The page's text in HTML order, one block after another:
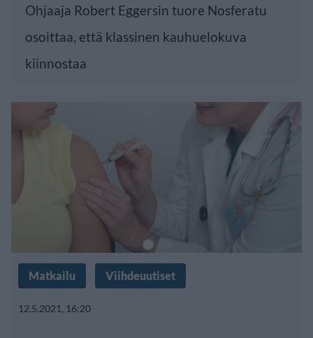
Ohjaaja Robert Eggersin tuore Nosferatu
osoittaa, että klassinen kauhuelokuva
kiinnostaa
Matkailu Viihdeuutiset
12.5.2021, 16:20